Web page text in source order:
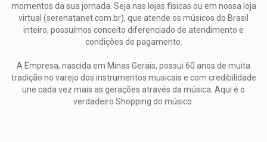
momentos da sua jornada. Seja nas lojas físicas ou em nossa loja
virtual (serenatanet.com.br), que atende os músicos do Brasil
inteiro, possuímos conceito diferenciado de atendimento e
condições de pagamento.
A Empresa, nascida em Minas Gerais, possui 60 anos de muita
tradição no varejo dos instrumentos musicais e com credibilidade
une cada vez mais as gerações através da música. Aqui é o
verdadeiro Shopping do músico.